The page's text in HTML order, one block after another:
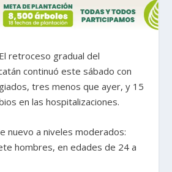
retroceso gradual del
continuó este sábado con
tres menos que ayer, y 15
en las hospitalizaciones.
nuevo a niveles moderados:
hombres, en edades de 24 a